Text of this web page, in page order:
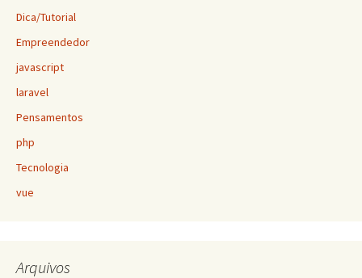
Dica/Tutorial
Empreendedor
javascript
laravel
Pensamentos
php
Tecnologia
vue
Arquivos